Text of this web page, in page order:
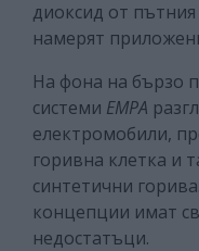
диоксид от
намерят
На фона на бързо
системи EMPA
електромобили,
горивна клетка и
синтетични
концепции имат
недостатъци.